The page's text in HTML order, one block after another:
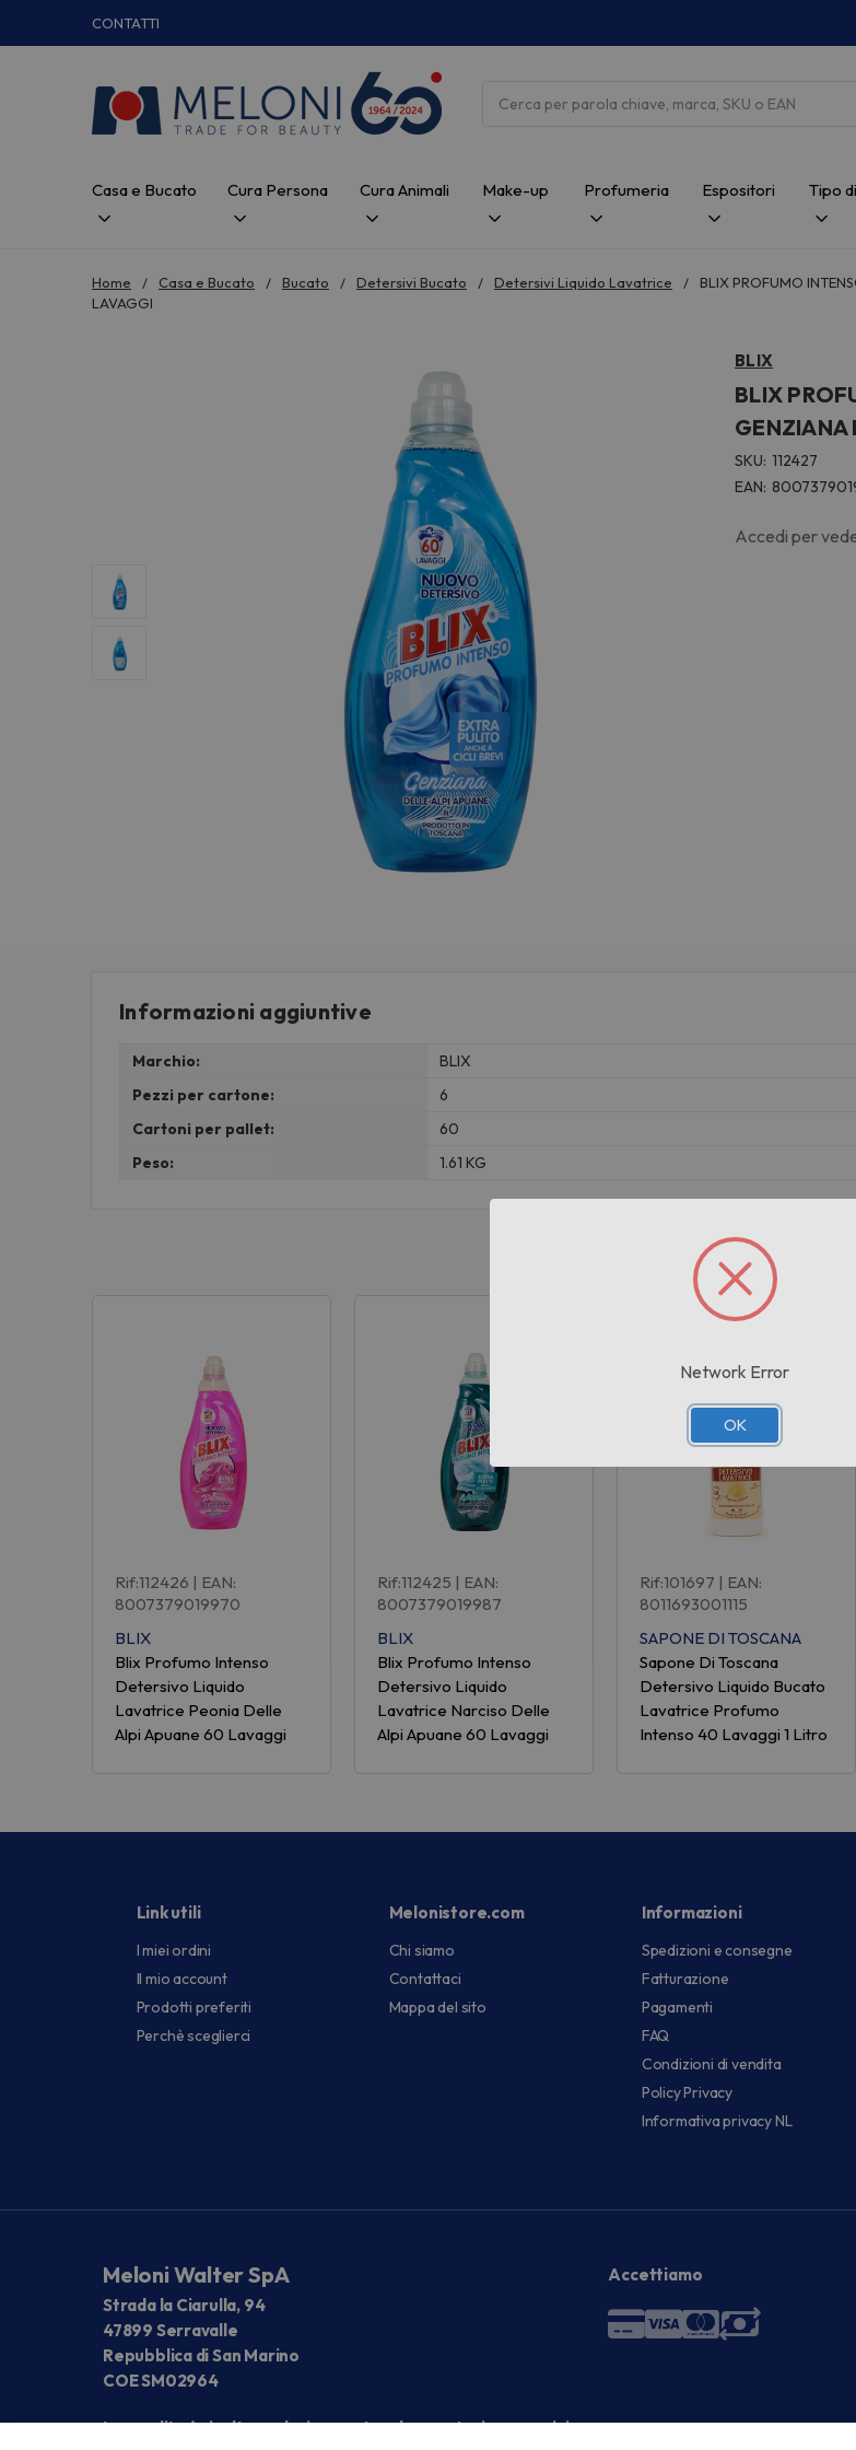
CONTATTI
Casa e Bucato Cura Persona Cura Animali Make-up Profumeria Espositori Tipo
Home Casa e Bucato Bucato Detersivi Bucato Detersivi Liquido Lavatrice
BLIX PROFUMO
LAVAGGI
BLIX
BLIX
GENZIANA
SKU: 112427
EAN:
Accedi per
Informazioni aggiuntive
Marchio:
BLIX
Pezzi per cartone:
6
Cartoni per pallet:
60
Peso:
1.61 KG
Prodotti correlati
Rif:112426 | EAN:
8007379019970
BLIX
Blix Profumo Intenso
Detersivo Liquido
Lavatrice Peonia Delle
Alpi Apuane 60 Lavaggi
Rif:112425 | EAN:
8007379019987
BLIX
Blix Profumo Intenso
Detersivo Liquido
Lavatrice Narciso Delle
Alpi Apuane 60 Lavaggi
Rif:101697 | EAN:
8011693001115
SAPONE DI TOSCANA
Sapone Di Toscana
Detersivo Liquido Bucato
Lavatrice Profumo
Intenso 40 Lavaggi 1 Litro
Link utili
I miei ordini
Il mio account
Prodotti preferiti
Perchè sceglierci
Melonistore.com
Chi siamo
Contattaci
Mappa del sito
Informazioni
Spedizioni e consegne
Fatturazione
Pagamenti
FAQ
Condizioni di vendita
Policy Privacy
Informativa privacy NL
Meloni Walter SpA
Strada la Ciarulla, 94
47899 Serravalle
Repubblica di San Marino
COE SM02964
La vendita è rivolta esclusivamente ad operatori economici
Accettiamo
Network Error
OK